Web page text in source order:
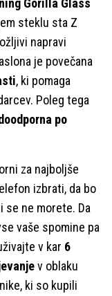
Gorilla Glass
steklu sta Z
napravi
je povečana
, ki pomaga
Poleg tega
po
za najboljše
izbrati, da bo
ne morete. Da
vaše spomine pa
v kar 6
v oblaku
ki so kupili